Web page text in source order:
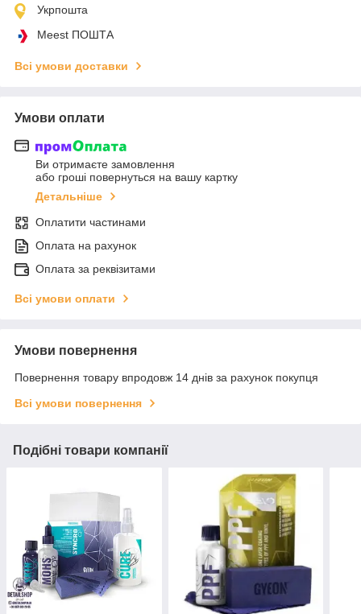
Укрпошта
Meest ПОШТА
Всі умови доставки
Умови оплати
Ви отримаєте замовлення
або гроші повернуться на вашу картку
Детальніше
Оплатити частинами
Оплата на рахунок
Оплата за реквізитами
Всі умови оплати
Умови повернення
Повернення товару впродовж 14 днів за рахунок покупця
Всі умови повернення
Подібні товари компанії